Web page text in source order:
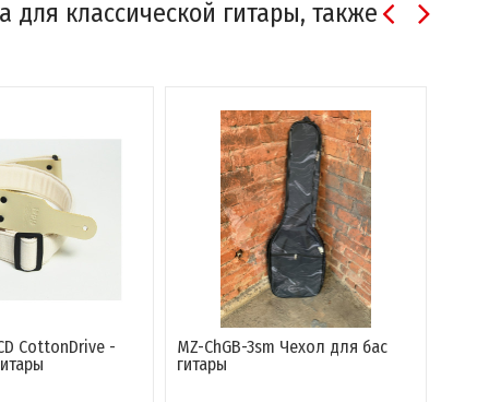
классической гитары, также
CottonDrive -
MZ-ChGB-3sm Чехол для бас
гитары